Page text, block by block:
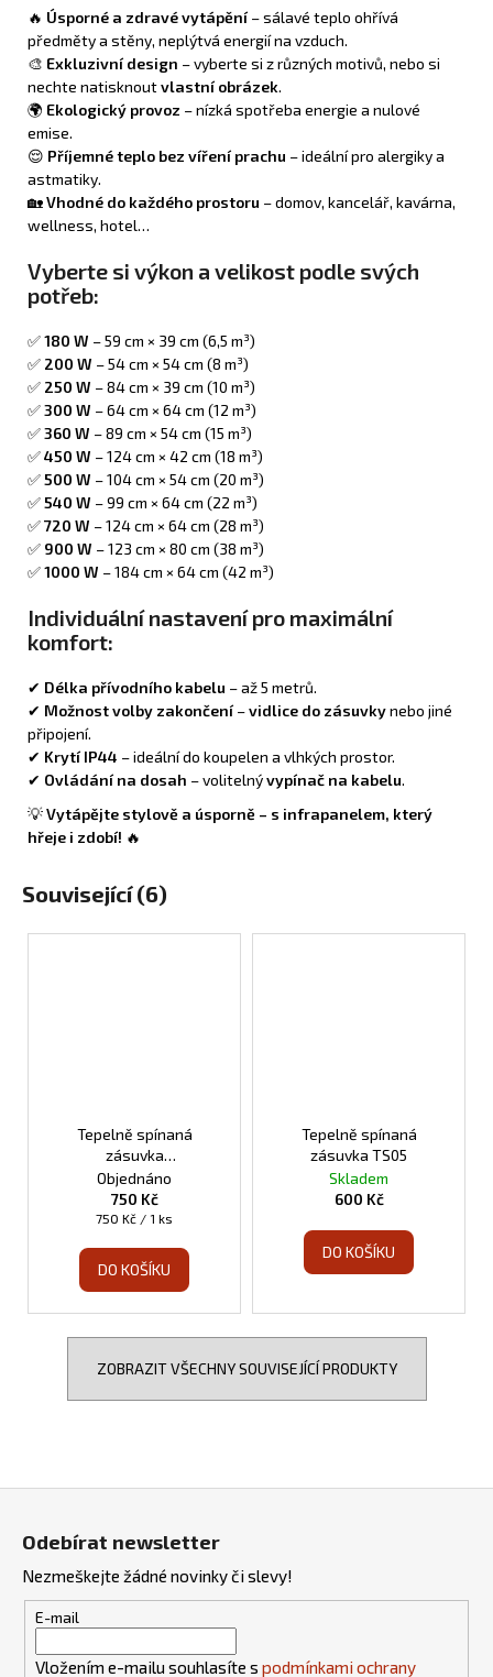
🔥 Úsporné a zdravé vytápění – sálavé teplo ohřívá
předměty a stěny, neplýtvá energií na vzduch.
🎨 Exkluzivní design – vyberte si z různých motivů, nebo si
nechte natisknoutvlastní obrázek.
🌍 Ekologický provoz – nízká spotřeba energie a nulové
emise.
😌 Příjemné teplo bez víření prachu – ideální pro alergiky a
astmatiky.
🏡Vhodné do každého prostoru – domov, kancelář, kavárna,
wellness, hotel…
Vyberte si výkon a velikost podle svých
potřeb:
✅180 W – 59 cm × 39 cm (6,5 m³)
✅ 200 W – 54 cm × 54 cm (8 m³)
✅ 250 W – 84 cm × 39 cm (10 m³)
✅300 W – 64 cm × 64 cm (12 m³)
✅360 W – 89 cm × 54 cm (15 m³)
✅450 W – 124 cm × 42 cm (18 m³)
✅500 W – 104 cm × 54 cm (20 m³)
✅540 W – 99 cm × 64 cm (22 m³)
✅720 W – 124 cm × 64 cm (28 m³)
✅ 900 W – 123 cm × 80 cm (38 m³)
✅1000 W – 184 cm × 64 cm (42 m³)
Individuální nastavení pro maximální
komfort:
✔ Délka přívodního kabelu – až 5 metrů.
✔ Možnost volby zakončení –vidlice do zásuvkynebo jiné
připojení.
✔ Krytí IP44 – ideální do koupelen a vlhkých prostor.
✔ Ovládání na dosah – volitelnývypínač na kabelu.
💡Vytápějte stylově a úsporně – s infrapanelem, který
hřeje i zdobí! 🔥
Související (6)
Tepelně spínaná
zásuvka
programovatelná TS10
Objednáno
750 Kč
Měrná
750 Kč / 1 ks
DO KOŠÍKU
Tepelně spínaná
zásuvka TS05
Skladem
600 Kč
DO KOŠÍKU
ZOBRAZIT VŠECHNY SOUVISEJÍCÍ PRODUKTY
Odebírat newsletter
Nezmeškejte žádné novinky či slevy!
E-mail
Vložením e-mailu souhlasíte s podmínkami ochrany